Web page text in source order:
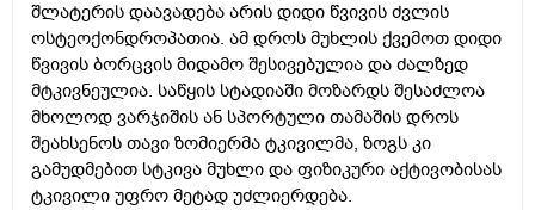
შლატერის დაავადება არის დიდი წვივის ძვლის
ოსტეოქონდროპათია. ამ დროს მუხლის ქვემოთ დიდი
წვივის ბორცვის მიდამო შესივებულია და ძალზედ
მტკივნეულია. საწყის სტადიაში მოზარდს შესაძლოა
მხოლოდ ვარჯიშის ან სპორტული თამაშის დროს
შეახსენოს თავი ზომიერმა ტკივილმა, ზოგს კი
გამუდმებით სტკივა მუხლი და ფიზიკური აქტივობისას
ტკივილი უფრო მეტად უძლიერდება.